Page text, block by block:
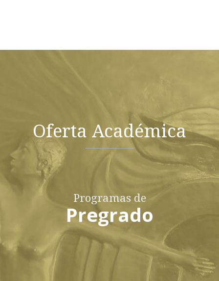
Oferta Académica
Programas de
Pregrado